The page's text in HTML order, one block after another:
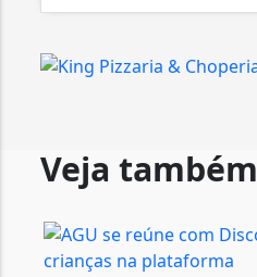
Veja também